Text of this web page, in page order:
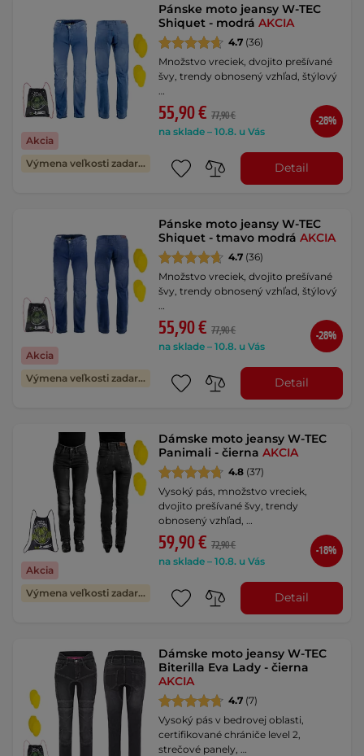
Akcia
Výmena veľkosti zadarmo
Pánske moto jeansy W-TEC
Shiquet - modráAKCIA
4.7 (36)
Množstvo vreciek, dvojito prešívané
švy, trendy obnosený vzhľad, štýlový
55,90 € 77,90 €
na sklade – 10.8. u Vás
-28%
Detail
Akcia
Výmena veľkosti zadarmo
Pánske moto jeansy W-TEC
Shiquet - tmavo modráAKCIA
4.7 (36)
Množstvo vreciek, dvojito prešívané
švy, trendy obnosený vzhľad, štýlový
55,90 € 77,90 €
na sklade – 10.8. u Vás
-28%
Detail
Akcia
Výmena veľkosti zadarmo
Dámske moto jeansy W-TEC
Panimali - čiernaAKCIA
4.8 (37)
Vysoký pás, množstvo vreciek,
dvojito prešívané švy, trendy
obnosený vzhľad, …
59,90 € 72,90 €
na sklade – 10.8. u Vás
-18%
Detail
Dámske moto jeansy W-TEC
Biterilla Eva Lady - čierna
AKCIA
4.7 (7)
Vysoký pás v bedrovej oblasti,
certifikované chrániče level 2,
strečové panely, …